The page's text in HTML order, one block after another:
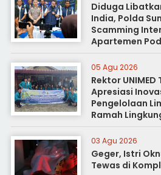
Diduga
India, Polda
Scamming
Apartemen
05 Agu 2026
Rektor
Apresiasi
Pengelolaan
Ramah
03 Agu 2026
Geger, Istri
Tewas di